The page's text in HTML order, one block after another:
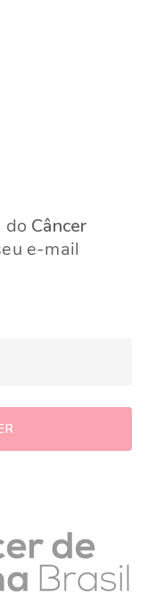
do Câncer
e-mail